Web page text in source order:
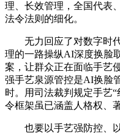
理、长效管理，全国代表
法令法则的细化。
无力回应了对数字时代
理的一路操纵AI深度换脸
案，让群众正在面临手艺
强手艺泉源管控是AI换脸
时。用司法裁判规定手艺
令框架虽已涵盖人格权、
也要以手艺强防控、以